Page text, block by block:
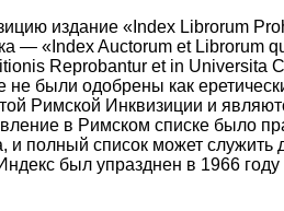
издание «Index Librorum
— «Index Auctorum et Librorum
Reprobantur et in Universita
не были одобрены как
Римской Инквизиции и
в Римском списке было
и полный список может служить
был упразднен в 1966